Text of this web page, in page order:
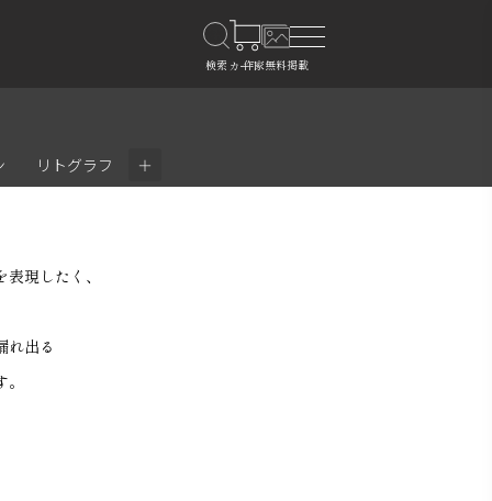
リトグラフ ＋
現したく、
れ出る